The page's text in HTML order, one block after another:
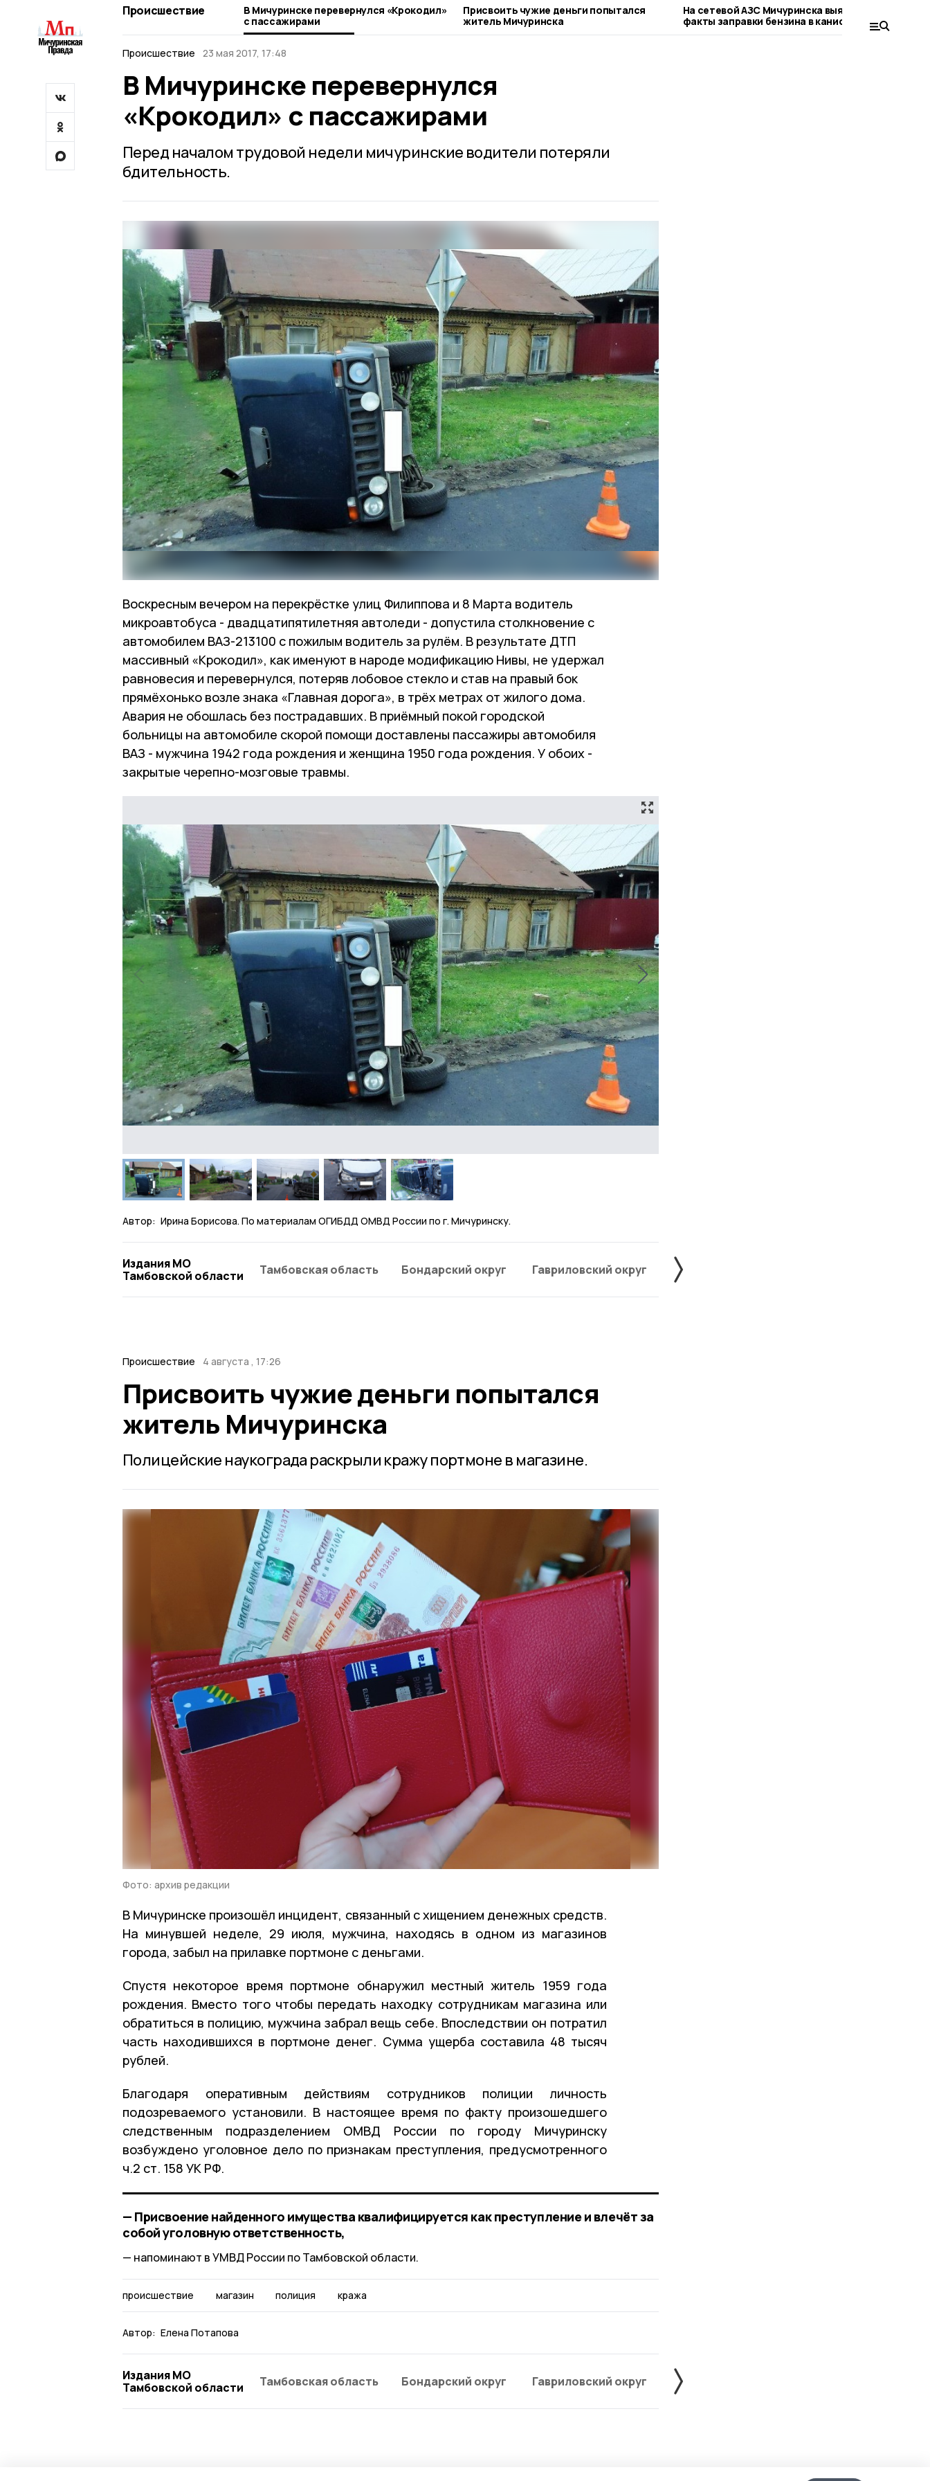
Происшествие
В Мичуринске перевернулся «Крокодил»
с пассажирами
Присвоить чужие деньги попытался
житель Мичуринска
На сетевой АЗС Мичуринска выявили
факты заправки бензина в канистры
Происшествие 23 мая 2017, 17:48
В Мичуринске перевернулся
«Крокодил» с пассажирами
Перед началом трудовой недели мичуринские водители потеряли
бдительность.
Воскресным вечером на перекрёстке улиц Филиппова и 8 Марта водитель
микроавтобуса - двадцатипятилетняя автоледи - допустила столкновение с
автомобилем ВАЗ-213100 с пожилым водитель за рулём. В результате ДТП
массивный «Крокодил», как именуют в народе модификацию Нивы, не удержал
равновесия и перевернулся, потеряв лобовое стекло и став на правый бок
прямёхонько возле знака «Главная дорога», в трёх метрах от жилого дома.
Авария не обошлась без пострадавших. В приёмный покой городской
больницы на автомобиле скорой помощи доставлены пассажиры автомобиля
ВАЗ - мужчина 1942 года рождения и женщина 1950 года рождения. У обоих -
закрытые черепно-мозговые травмы.
Автор: Ирина Борисова. По материалам ОГИБДД ОМВД России по г. Мичуринску.
Издания МО
Тамбовской области
Тамбовская область Бондарский округ Гавриловский округ Жердевский округ
Происшествие 4 августа , 17:26
Присвоить чужие деньги попытался
житель Мичуринска
Полицейские наукограда раскрыли кражу портмоне в магазине.
Фото: архив редакции
В Мичуринске произошёл инцидент, связанный с хищением денежных средств.
На минувшей неделе, 29 июля, мужчина, находясь в одном из магазинов
города, забыл на прилавке портмоне с деньгами.
Спустя некоторое время портмоне обнаружил местный житель 1959 года
рождения. Вместо того чтобы передать находку сотрудникам магазина или
обратиться в полицию, мужчина забрал вещь себе. Впоследствии он потратил
часть находившихся в портмоне денег. Сумма ущерба составила 48 тысяч
рублей.
Благодаря оперативным действиям сотрудников полиции личность
подозреваемого установили. В настоящее время по факту произошедшего
следственным подразделением ОМВД России по городу Мичуринску
возбуждено уголовное дело по признакам преступления, предусмотренного
ч.2 ст. 158 УК РФ.
— Присвоение найденного имущества квалифицируется как преступление и влечёт за
собой уголовную ответственность,
напоминают в УМВД России по Тамбовской области.
происшествие магазин полиция кража
Автор: Елена Потапова
Издания МО
Тамбовской области
Тамбовская область Бондарский округ Гавриловский округ Жердевский округ